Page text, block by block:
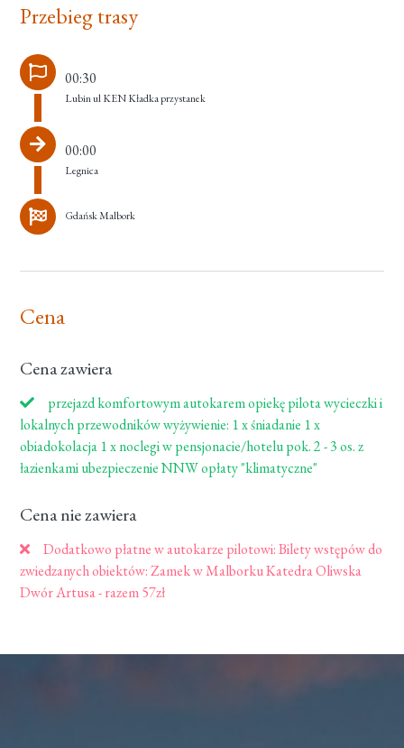
Przebieg trasy
00:30
Lubin ul KEN Kładka przystanek
00:00
Legnica
Gdańsk Malbork
Cena
Cena zawiera
przejazd komfortowym autokarem opiekę pilota wycieczki i
lokalnych przewodników wyżywienie: 1 x śniadanie 1 x
obiadokolacja 1 x noclegi w pensjonacie/hotelu pok. 2 - 3 os. z
łazienkami ubezpieczenie NNW opłaty "klimatyczne"
Cena nie zawiera
Dodatkowo płatne w autokarze pilotowi: Bilety wstępów do
zwiedzanych obiektów: Zamek w Malborku Katedra Oliwska
Dwór Artusa - razem 57zł